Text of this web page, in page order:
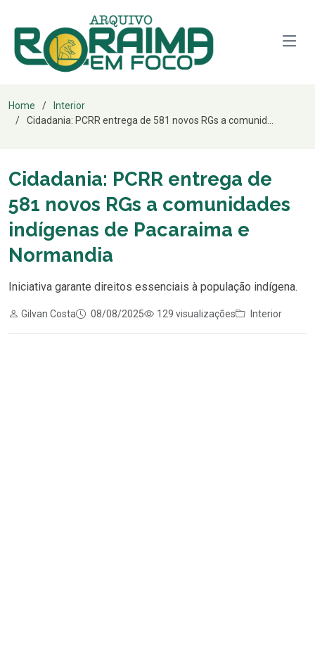
Home
Interior
Cidadania: PCRR entrega de 581 novos RGs a comunid...
Cidadania: PCRR entrega de
581 novos RGs a comunidades
indígenas de Pacaraima e
Normandia
Iniciativa garante direitos essenciais à população indígena.
Gilvan Costa 08/08/2025 129 visualizações Interior